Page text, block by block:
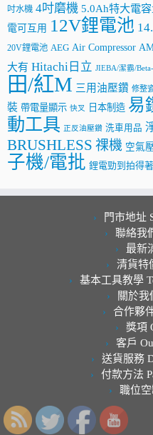
吋水機 4吋磨機 5.0Ah特大電
電可互用 12V鋰電池
20V鋰電池 AEG Air Compressor
大有 Hitachi日立 JIEBA/潔霸/
田/紅M 三用油壓鑽 修整
裝 帶電量顯示 快叉 日本制造 易
動工具
正反油壓鑽 洗車用品
BRUSHLESS 祼機 空氣
子機/電批 鋰電勁到拍得
門市地址
聯絡我
最新
清貨特
基本工具教學
關於我
合作夥
獎項
客戶
送貨服務
付款方法
職位空